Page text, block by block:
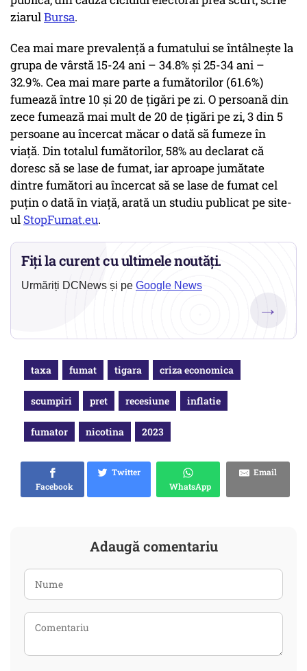
ziarulBursa.
Cea mai mare prevalenţă a fumatului se întâlneşte la
grupa de vârstă 15-24 ani – 34.8% şi 25-34 ani –
32.9%. Cea mai mare parte a fumătorilor (61.6%)
fumează între 10 şi 20 de ţigări pe zi. O persoană din
zece fumează mai mult de 20 de ţigări pe zi, 3 din 5
persoane au încercat măcar o dată să fumeze în
viaţă. Din totalul fumătorilor, 58% au declarat că
doresc să se lase de fumat, iar aproape jumătate
dintre fumători au încercat să se lase de fumat cel
puţin o dată în viaţă, arată un studiu publicat pe site-
ul StopFumat.eu.
Fiți la curent cu ultimele noutăți.
Urmăriți DCNews și pe Google News
→
taxa fumat tigara criza economica
scumpiri pret recesiune inflatie
fumator nicotina 2023
Facebook
Twitter
WhatsApp
Email
Adaugă comentariu